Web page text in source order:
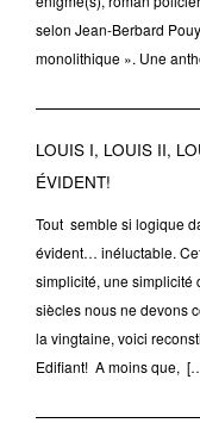
selon Jean-Berbard
monolithique ». Une
LOUIS I, LOUIS II,
ÉVIDENT!
Tout semble si logique
évident… inéluctable.
simplicité, une simplicité
siècles nous ne devons
la vingtaine, voici
Edifiant! A moins que,